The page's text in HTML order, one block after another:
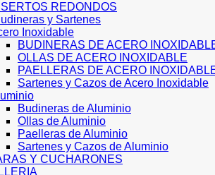
REDONDOS
y Sartenes
Inoxidable
BUDINERAS DE ACERO
OLLAS DE ACERO INOXIDABLE
PAELLERAS DE ACERO
Sartenes y Cazos de Acero Inoxidable
Budineras de Aluminio
Ollas de Aluminio
Paelleras de Aluminio
Sartenes y Cazos de Aluminio
Y CUCHARONES